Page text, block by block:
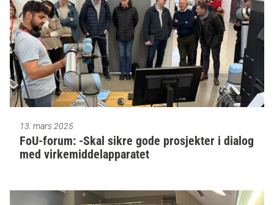
13. mars 2025
FoU-forum: -Skal sikre gode prosjekter i dialog
med virkemiddelapparatet